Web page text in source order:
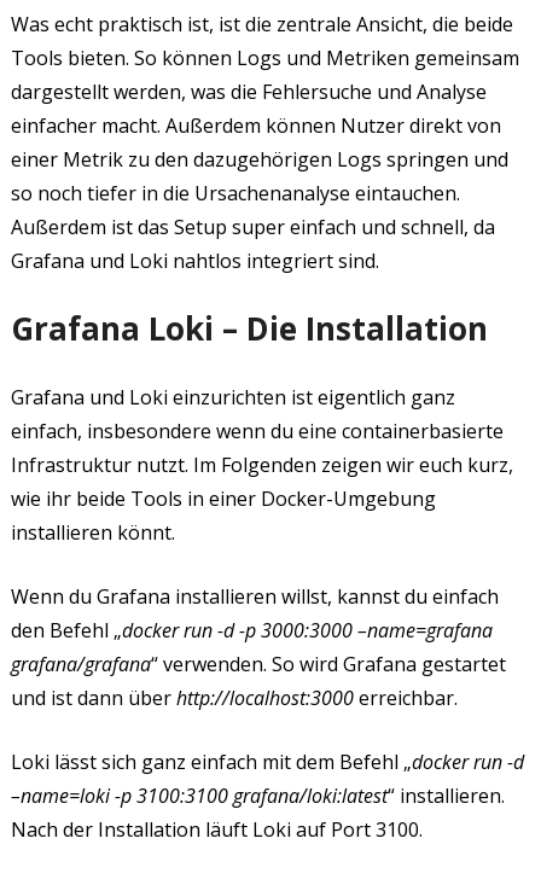
Was echt praktisch ist, ist die zentrale Ansicht, die beide
Tools bieten. So können Logs und Metriken gemeinsam
dargestellt werden, was die Fehlersuche und Analyse
einfacher macht. Außerdem können Nutzer direkt von
einer Metrik zu den dazugehörigen Logs springen und
so noch tiefer in die Ursachenanalyse eintauchen.
Außerdem ist das Setup super einfach und schnell, da
Grafana und Loki nahtlos integriert sind.
Grafana Loki – Die Installation
Grafana und Loki einzurichten ist eigentlich ganz
einfach, insbesondere wenn du eine containerbasierte
Infrastruktur nutzt. Im Folgenden zeigen wir euch kurz,
wie ihr beide Tools in einer Docker-Umgebung
installieren könnt.
Wenn du Grafana installieren willst, kannst du einfach
den Befehl „docker run -d -p 3000:3000 –name=grafana
grafana/grafana“ verwenden. So wird Grafana gestartet
und ist dann überhttp://localhost:3000erreichbar.
Loki lässt sich ganz einfach mit dem Befehl „docker run -d
–name=loki -p 3100:3100 grafana/loki:latest“ installieren.
Nach der Installation läuft Loki auf Port 3100.